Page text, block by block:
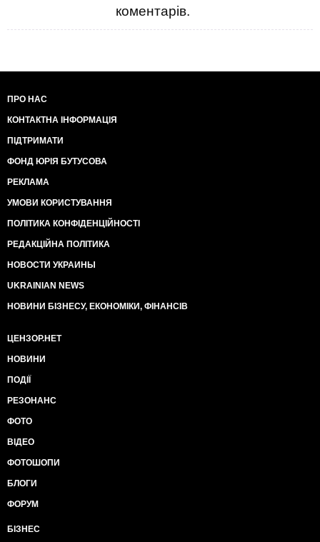
коментарів.
ПРО НАС
КОНТАКТНА ІНФОРМАЦІЯ
ПІДТРИМАТИ
ФОНД ЮРІЯ БУТУСОВА
РЕКЛАМА
УМОВИ КОРИСТУВАННЯ
ПОЛІТИКА КОНФІДЕНЦІЙНОСТІ
РЕДАКЦІЙНА ПОЛІТИКА
НОВОСТИ УКРАИНЫ
UKRAINIAN NEWS
НОВИНИ БІЗНЕСУ, ЕКОНОМІКИ, ФІНАНСІВ
ЦЕНЗОР.НЕТ
НОВИНИ
ПОДІЇ
РЕЗОНАНС
ФОТО
ВІДЕО
ФОТОШОПИ
БЛОГИ
ФОРУМ
БІЗНЕС